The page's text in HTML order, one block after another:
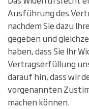
Ausführung des
nachdem Sie dazu
gegeben und
haben, dass Sie Ihr
Vertragserfüllung
darauf hin, dass wir
vorgenannten
machen können.